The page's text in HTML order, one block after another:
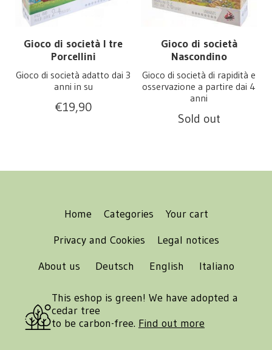
Gioco di società I tre
Porcellini
Gioco di società adatto dai 3
anni in su
€19,90
Gioco di società
Nascondino
Gioco di società di rapidità e
osservazione a partire dai 4
anni
Sold out
Home Categories
Your cart
Privacy and Cookies
Legal notices
About us
Deutsch English Italiano
This eshop is green! We have adopted a
cedar tree
to be carbon-free. Find out more